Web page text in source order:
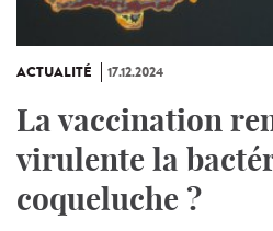
ACTUALITÉ 17.12.2024
La vaccination
virulente la
coqueluche ?